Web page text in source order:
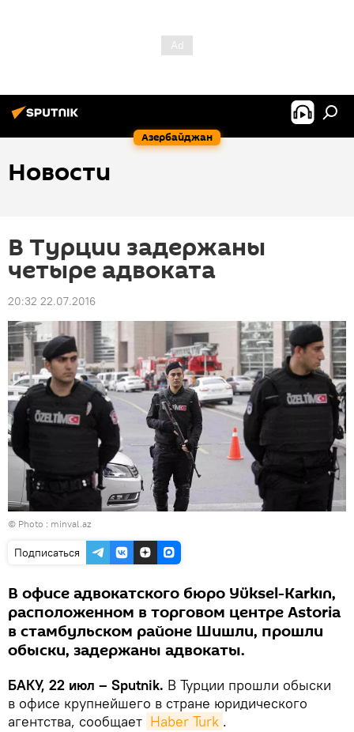
Азербайджан
Новости
В Турции задержаны
четыре адвоката
20:32 22.07.2016
© Photo : minval.az
Подписаться
В офисе адвокатского бюро Yüksel-Karkın,
расположенном в торговом центре Astoria
в стамбульском районе Шишли, прошли
обыски, задержаны адвокаты.
БАКУ, 22 июл – Sputnik. В Турции прошли обыски
в офисе крупнейшего в стране юридического
агентства, сообщает Haber Turk .